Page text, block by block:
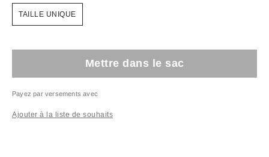
TAILLE UNIQUE
Mettre dans le sac
Payez par versements avec
Ajouter à la liste de souhaits